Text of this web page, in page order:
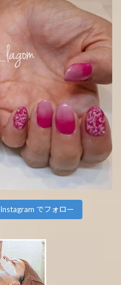
Instagram でフォロー